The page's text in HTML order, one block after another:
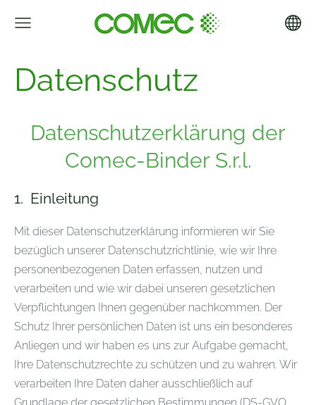
Datenschutz
Datenschutzerklärung der
Comec-Binder S.r.l.
1. Einleitung
Mit dieser Datenschutzerklärung informieren wir Sie
bezüglich unserer Datenschutzrichtlinie, wie wir Ihre
personenbezogenen Daten erfassen, nutzen und
verarbeiten und wie wir dabei unseren gesetzlichen
Verpflichtungen Ihnen gegenüber nachkommen. Der
Schutz Ihrer persönlichen Daten ist uns ein besonderes
Anliegen und wir haben es uns zur Aufgabe gemacht,
Ihre Datenschutzrechte zu schützen und zu wahren. Wir
verarbeiten Ihre Daten daher ausschließlich auf